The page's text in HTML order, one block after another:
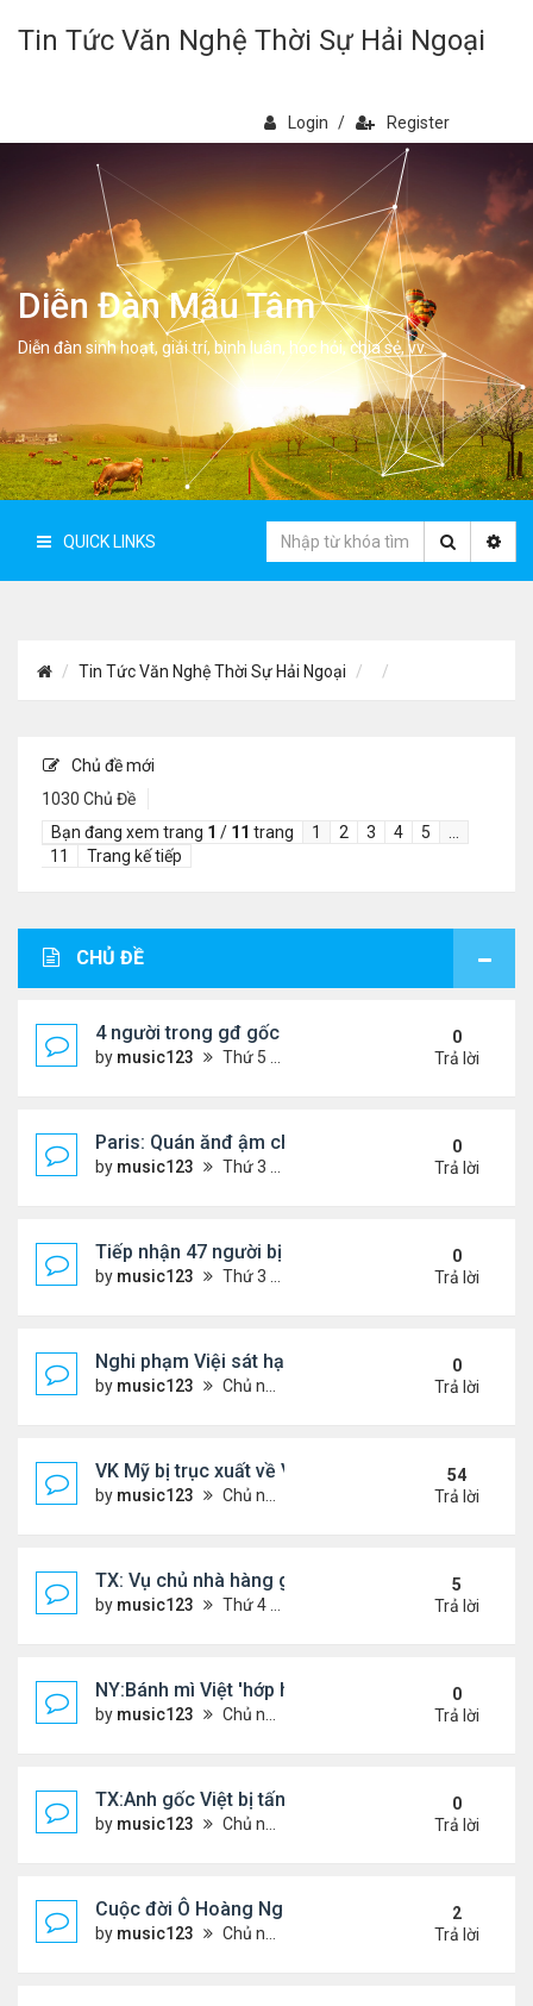
Tin Tức Văn Nghệ Thời Sự Hải Ngoại
Login / Register
Diễn Đàn Mẫu Tâm
Diễn đàn sinh hoạt, giải trí, bình luân, học hỏi, chia sẻ, vv.
QUICK LINKS
Tin Tức Văn Nghệ Thời Sự Hải Ngoại
Chủ đề mới
1030 Chủ Đề
Bạn đang xem trang 1 / 11 trang 1 2 3 4 5
11
Trang kế tiếp
CHỦ ĐỀ
4 người trong gđ gốc Việt thiệt mạng vì tai nạn xe
by music123 Thứ 5 Tháng 8 06, 2026 4:06 pm
0
Trả lời
Paris: Quán ănđ ậm chất Việt đông kín khách chờ
by music123 Thứ 3 Tháng 8 04, 2026 5:31 pm
0
Trả lời
Tiếp nhận 47 người bị Mỹ trục xuất, Công an
by music123 Thứ 3 Tháng 8 04, 2026 5:09 pm
0
Trả lời
Nghi phạm Việi sát hại cụ bà 91 tuổi, phi tang xác
by music123 Chủ nhật Tháng 8 02, 2026 6:14 pm
0
Trả lời
VK Mỹ bị trục xuất về VN sống ra sao
by music123 Chủ nhật Tháng 6 21, 2026 7:33 pm
54
Trả lời
TX: Vụ chủ nhà hàng gốc Việt cùng hai con bị
by music123 Thứ 4 Tháng 5 06, 2026 4:53 am
5
Trả lời
NY:Bánh mì Việt 'hớp hồn' thực khách Mỹ
by music123 Chủ nhật Tháng 7 26, 2026 4:58 pm
0
Trả lời
TX:Anh gốc Việt bị tấn công dã man, khó qua khỏi
by music123 Chủ nhật Tháng 7 26, 2026 4:24 pm
0
Trả lời
Cuộc đời Ô Hoàng Ngành Nails Tại Mỹ
by music123 Chủ nhật Tháng 7 26, 2026 4:17 pm
2
Trả lời